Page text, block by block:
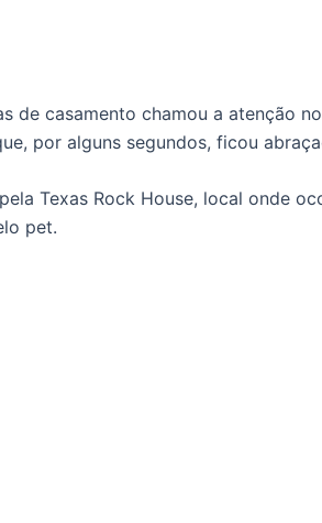
de casamento chamou a atenção
por alguns segundos, ficou
Texas Rock House, local onde
pet.